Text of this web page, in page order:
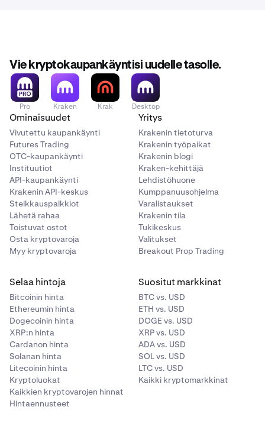
Vie kryptokaupankäyntisi uudelle tasolle.
Pro Kraken Krak Desktop
Ominaisuudet
Vivutettu kaupankäynti
Futures Trading
OTC-kaupankäynti
Instituutiot
API-kaupankäynti
Krakenin API-keskus
Steikkauspalkkiot
Lähetä rahaa
Toistuvat ostot
Osta kryptovaroja
Myy kryptovaroja
Yritys
Krakenin tietoturva
Krakenin työpaikat
Krakenin blogi
Kraken-kehittäjä
Lehdistöhuone
Kumppanuusohjelma
Varalistaukset
Krakenin tila
Tukikeskus
Valitukset
Breakout Prop Trading
Selaa hintoja
Bitcoinin hinta
Ethereumin hinta
Dogecoinin hinta
XRP:n hinta
Cardanon hinta
Solanan hinta
Litecoinin hinta
Kryptoluokat
Kaikkien kryptovarojen hinnat
Hintaennusteet
Suositut markkinat
BTC vs. USD
ETH vs. USD
DOGE vs. USD
XRP vs. USD
ADA vs. USD
SOL vs. USD
LTC vs. USD
Kaikki kryptomarkkinat